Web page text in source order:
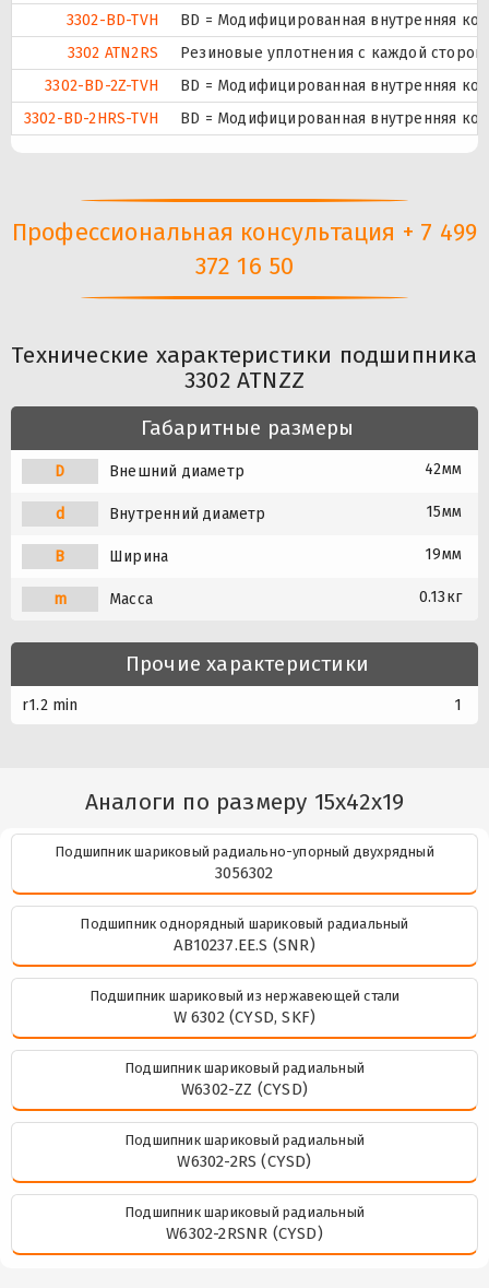
3302-BD-TVH
BD = Модифицированная внутренняя
3302 ATN2RS
Резиновые уплотнения с каждой
3302-BD-2Z-TVH
BD = Модифицированная внутренняя
3302-BD-2HRS-TVH
BD = Модифицированная внутренняя
Профессиональная консультация + 7 499
372 16 50
Технические характеристики подшипника
3302 ATNZZ
Габаритные размеры
D Внешний диаметр 42мм
d Внутренний диаметр 15мм
B Ширина 19мм
m Масса 0.13кг
Прочие характеристики
r1.2 min 1
Аналоги по размеру 15x42x19
Подшипник шариковый радиально-упорный двухрядный
3056302
Подшипник однорядный шариковый радиальный
AB10237.EE.S (SNR)
Подшипник шариковый из нержавеющей стали
W 6302 (CYSD, SKF)
Подшипник шариковый радиальный
W6302-ZZ (CYSD)
Подшипник шариковый радиальный
W6302-2RS (CYSD)
Подшипник шариковый радиальный
W6302-2RSNR (CYSD)